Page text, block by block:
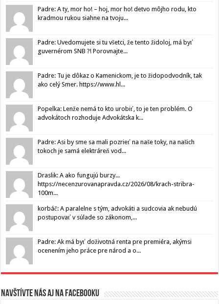
Padre: A ty, mor ho! – hoj, mor ho! detvo môjho rodu, kto
kradmou rukou siahne na tvoju...
Padre: Uvedomujete si tu všetci, že tento židoloj, má byť
guvernérom SNB ?! Porovnajte...
Padre: Tu je dôkaz o Kamenickom, je to židopodvodník, tak
ako celý Smer. https://www.hl...
Popelka: Lenže nemá to kto urobiť, to je ten problém. O
advokátoch rozhoduje Advokátska k...
Padre: Asi by sme sa mali pozrieť na naše toky, na našich
tokoch je samá elektráreň vod...
Draslik: A ako fungujú burzy...
https://necenzurovanapravda.cz/2026/08/krach-stribra-
100m...
korbáč: A paralelne s tým, advokáti a sudcovia ak nebudú
postupovať v súlade so zákonom,...
Padre: Ak má byť doživotná renta pre premiéra, akýmsi
ocenením jeho práce pre národ a o...
Navštívte nás aj na Facebooku